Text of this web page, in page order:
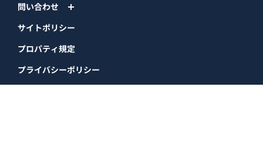
問い合わせ
サイトポリシー
プロパティ規定
プライバシーポリシー